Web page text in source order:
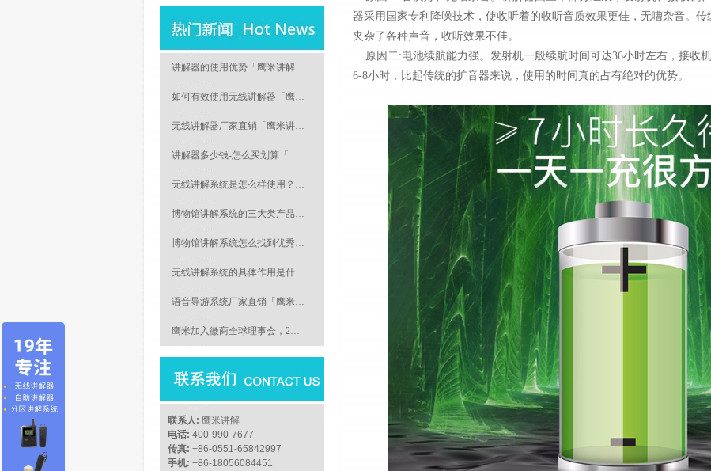
讲解器的使用优势「鹰米讲解…
如何有效使用无线讲解器「鹰…
无线讲解器厂家直销「鹰米讲…
讲解器多少钱-怎么买划算「…
无线讲解系统是怎么样使用？…
博物馆讲解系统的三大类产品…
博物馆讲解系统怎么找到优秀…
无线讲解系统的具体作用是什…
语音导游系统厂家直销「鹰米…
鹰米加入徽商全球理事会，2…
联系人: 鹰米讲解
电话: 400-990-7677
传真: +86-0551-65842997
手机: +86-18056084451
器采用国家专利降噪技术，使收听着的收听音质效果更佳，无嘈杂音。传
夹杂了各种声音，收听效果不佳。
原因二:电池续航能力强。发射机一般续航时间可达36小时左右，接收
6-8小时，比起传统的扩音器来说，使用的时间真的占有绝对的优势。